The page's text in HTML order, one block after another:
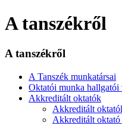
A tanszékről
A tanszékről
A Tanszék munkatársai
Oktatói munka hallgatói
Akkreditált oktatók
Akkreditált
Akkreditált